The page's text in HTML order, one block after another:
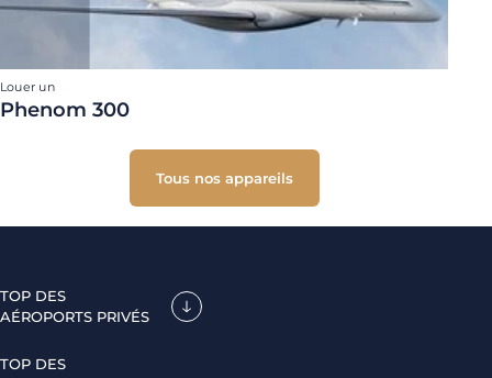
Louer un
Phenom 300
Tous nos appareils
TOP DES
AÉROPORTS PRIVÉS
TOP DES